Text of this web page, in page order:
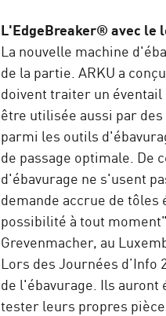
L'EdgeBreaker® avec le
La nouvelle machine
de la partie. ARKU a
doivent traiter un éventail
être utilisée aussi par
parmi les outils
de passage optimale. De
d'ébavurage ne s'usent
demande accrue de tôles
possibilité à tout
Grevenmacher, au
Lors des Journées
de l'ébavurage. Ils
tester leurs propres